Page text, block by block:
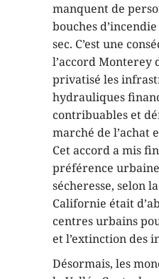
manquent de
bouches
sec. C’est une
l’accord Monterey
privatisé les
hydrauliques
contribuables et
marché de l’achat
Cet accord a mis
préférence
sécheresse, selon
Californie était
centres urbains
et l’extinction des
Désormais, les